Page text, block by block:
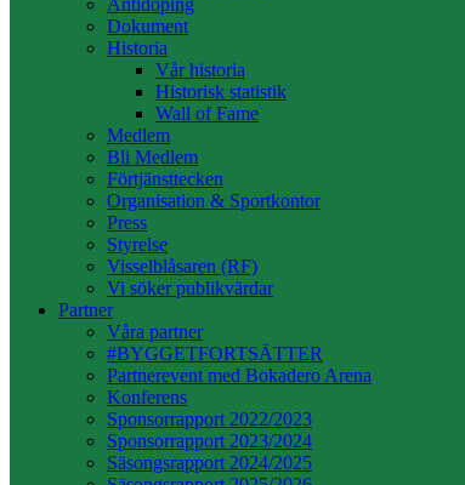
Antidoping
Dokument
Historia
Vår historia
Historisk statistik
Wall of Fame
Medlem
Bli Medlem
Förtjänsttecken
Organisation & Sportkontor
Press
Styrelse
Visselblåsaren (RF)
Vi söker publikvärdar
Partner
Våra partner
#BYGGETFORTSÄTTER
Partnerevent med Bokadero Arena
Konferens
Sponsorrapport 2022/2023
Sponsorrapport 2023/2024
Säsongsrapport 2024/2025